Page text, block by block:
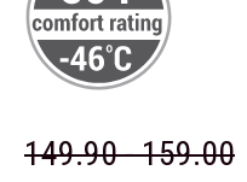
149.90 - 159.00